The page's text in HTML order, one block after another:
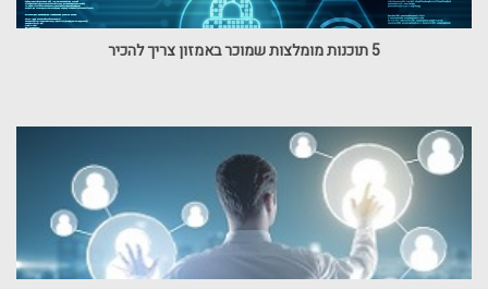
5 תוכנות מומלצות שמוכר באמזון צריך להכיר